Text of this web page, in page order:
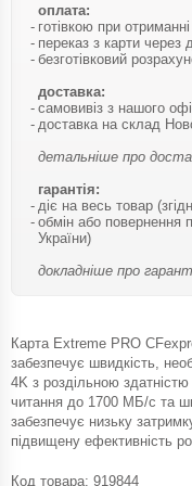
оплата:
готівкою при
переказ з карти через
безготівковий
доставка:
самовивіз з нашого
доставка на склад
детальніше про
гарантія:
діє на весь товар
обмін або повернення
України)
докладніше про
Карта Extreme PRO
забезпечує швидкість,
4K з роздільною
читання до 1700 МБ/с та
забезпечує низьку
підвищену ефективність
Код товара: 919844